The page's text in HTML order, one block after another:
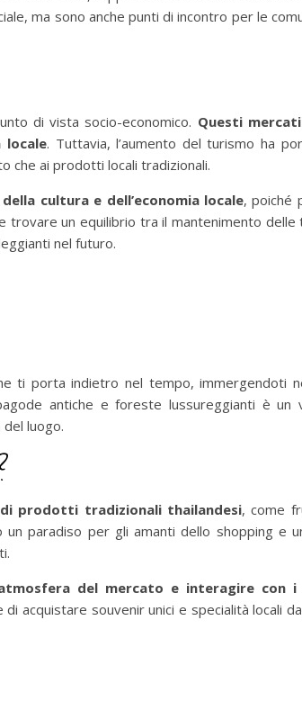
ma sono anche punti di incontro per le
di vista socio-economico. Questi
locale. Tuttavia, l’aumento del turismo ha
che ai prodotti locali tradizionali.
cultura e dell’economia locale, poiché
un equilibrio tra il mantenimento delle
nel futuro.
ti porta indietro nel tempo, immergendoti
antiche e foreste lussureggianti è un
luogo.
prodotti tradizionali thailandesi, come
paradiso per gli amanti dello shopping e
del mercato e interagire con i
acquistare souvenir unici e specialità locali